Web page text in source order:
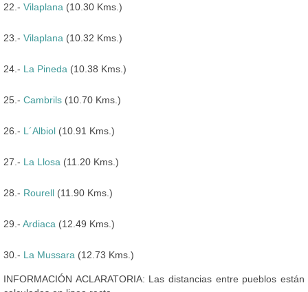
22.- Vilaplana (10.30 Kms.)
23.- Vilaplana (10.32 Kms.)
24.- La Pineda (10.38 Kms.)
25.- Cambrils (10.70 Kms.)
26.- L´Albiol (10.91 Kms.)
27.- La Llosa (11.20 Kms.)
28.- Rourell (11.90 Kms.)
29.- Ardiaca (12.49 Kms.)
30.- La Mussara (12.73 Kms.)
INFORMACIÓN ACLARATORIA: Las distancias entre pueblos están